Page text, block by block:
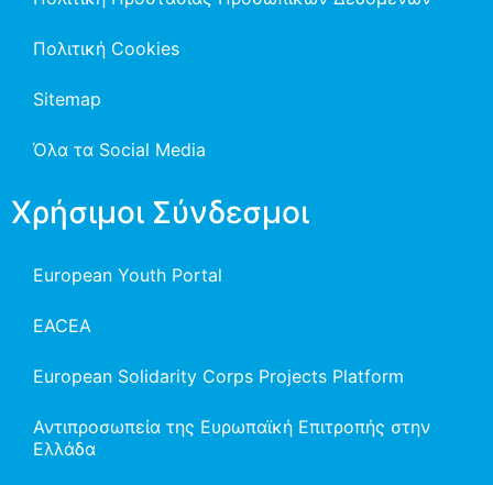
Πολιτική Cookies
Sitemap
Όλα τα Social Media
Χρήσιμοι Σύνδεσμοι
European Youth Portal
EACEA
European Solidarity Corps Projects Platform
Αντιπροσωπεία της Ευρωπαϊκή Επιτροπής στην
Ελλάδα